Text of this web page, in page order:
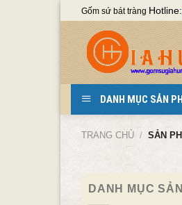
Skip
content
Gốm sứ bát tràng Hotline:
DANH MỤC SẢN
TRANG CHỦ / SẢN
DANH MỤC